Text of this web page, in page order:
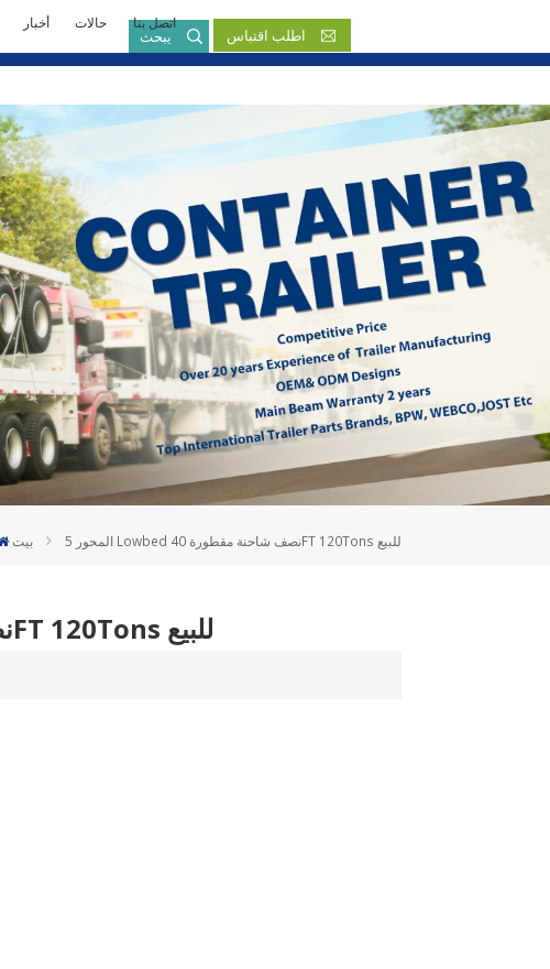
يبحث اطلب اقتباس
English
Русский язык
Español
Português
Malay
ภาษา
بالعربية
أخبار حالات اتصل بنا
بيت 5 المحور Lowbed نصف شاحنة مقطورة 40FT 120Tons للبيع
5 المحور Lowbed نصف شاحنة مقطورة 40FT 120Tons للبيع